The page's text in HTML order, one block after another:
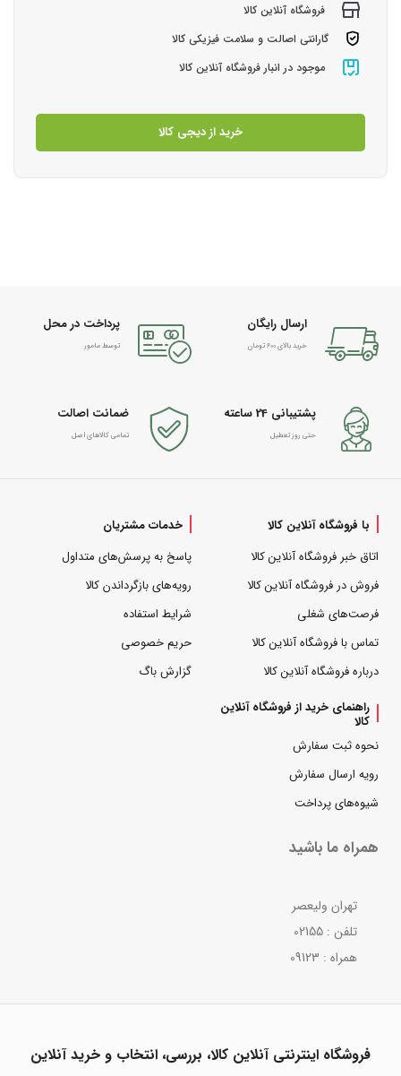
فروشگاه آنلاین کالا
گارانتی اصالت و سلامت فیزیکی کالا
موجود در انبار فروشگاه آنلاین کالا
خرید از دیجی کالا
ارسال رایگان
خرید بالای 600 تومان
پرداخت در محل
توسط مامور
پشتیبانی 24 ساعته
حتی روز تعطیل
ضمانت اصالت
تمامی کالاهای اصل
با فروشگاه آنلاین کالا
اتاق خبر فروشگاه آنلاین کالا
فروش در فروشگاه آنلاین کالا
فرصت‌های شغلی
تماس با فروشگاه آنلاین کالا
درباره فروشگاه آنلاین کالا
خدمات مشتریان
پاسخ به پرسش‌های متداول
رویه‌های بازگرداندن کالا
شرایط استفاده
حریم خصوصی
گزارش باگ
راهنمای خرید از فروشگاه آنلاین
کالا
نحوه ثبت سفارش
رویه ارسال سفارش
شیوه‌های پرداخت
همراه ما باشید
تهران ولیعصر
تلفن : 02155
همراه : 09123
فروشگاه اینترنتی آنلاین کالا، بررسی، انتخاب و خرید آنلاین